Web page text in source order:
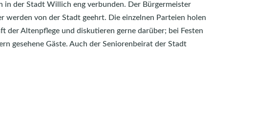
der Stadt Willich eng verbunden. Der Bürgermeister
werden von der Stadt geehrt. Die einzelnen Parteien holen
Altenpflege und diskutieren gerne darüber; bei Festen
gesehene Gäste. Auch der Seniorenbeirat der Stadt